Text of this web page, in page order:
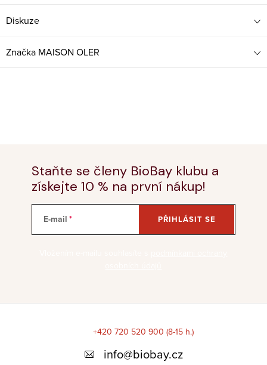
Diskuze
Značka MAISON OLER
Staňte se členy BioBay klubu a
získejte 10 % na první nákup!
E-mail PŘIHLÁSIT SE
+420 720 520 900 (8-15 h.)
info@biobay.cz